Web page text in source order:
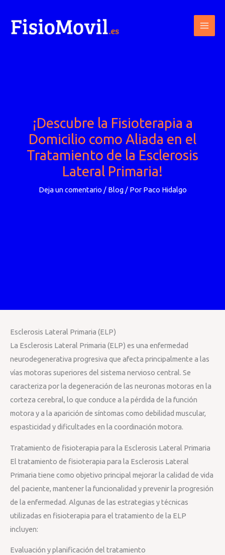
contenido
¡Descubre la Fisioterapia a
Domicilio como Aliada en el
Tratamiento de la Esclerosis
Lateral Primaria!
Deja un comentario / Blog/ Por Paco Hidalgo
Esclerosis Lateral Primaria (ELP)
La Esclerosis Lateral Primaria (ELP) es una enfermedad
neurodegenerativa progresiva que afecta principalmente a las
vías motoras superiores del sistema nervioso central. Se
caracteriza por la degeneración de las neuronas motoras en la
corteza cerebral, lo que conduce a la pérdida de la función
motora y a la aparición de síntomas como debilidad muscular,
espasticidad y dificultades en la coordinación motora.
Tratamiento de fisioterapia para la Esclerosis Lateral Primaria
El tratamiento de fisioterapia para la Esclerosis Lateral
Primaria tiene como objetivo principal mejorar la calidad de vida
del paciente, mantener la funcionalidad y prevenir la progresión
de la enfermedad. Algunas de las estrategias y técnicas
utilizadas en fisioterapia para el tratamiento de la ELP
incluyen:
Evaluación y planificación del tratamiento